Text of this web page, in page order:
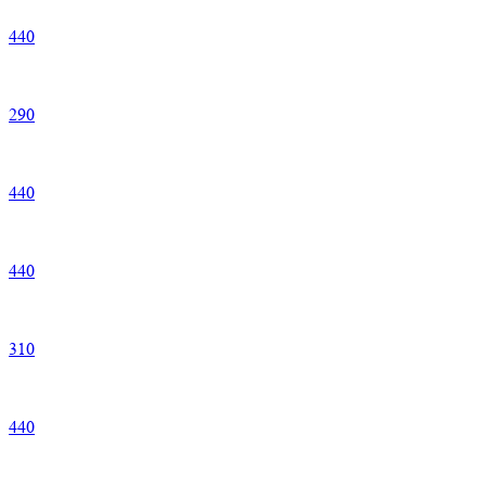
440
290
440
440
310
440